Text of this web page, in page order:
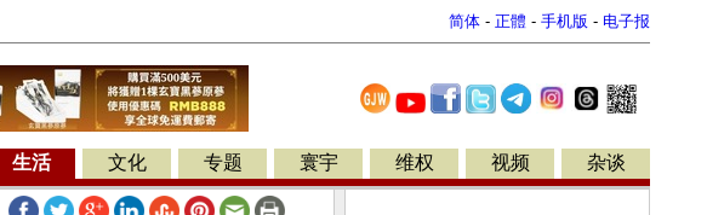
简体 - 正體 - 手机版 - 电子报
生活 文化 专题 寰宇 维权 视频 杂谈